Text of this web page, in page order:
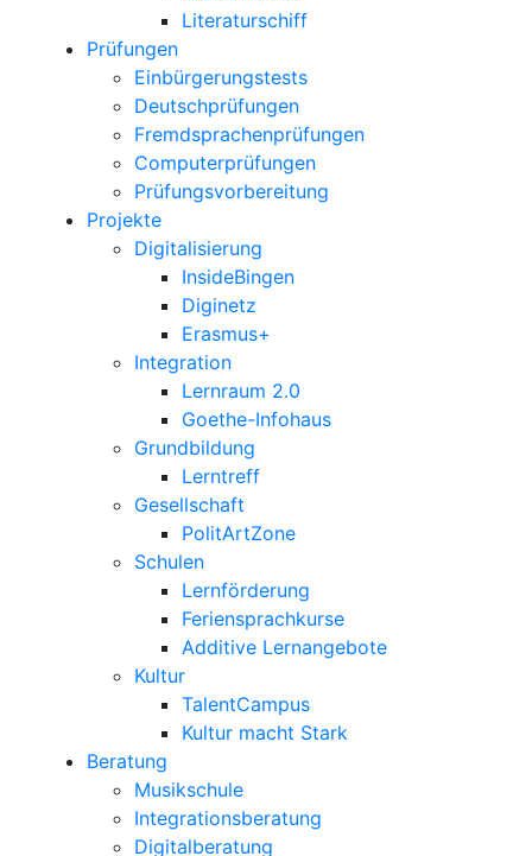
Literaturschiff
Prüfungen
Einbürgerungstests
Deutschprüfungen
Fremdsprachenprüfungen
Computerprüfungen
Prüfungsvorbereitung
Projekte
Digitalisierung
InsideBingen
Diginetz
Erasmus+
Integration
Lernraum 2.0
Goethe-Infohaus
Grundbildung
Lerntreff
Gesellschaft
PolitArtZone
Schulen
Lernförderung
Feriensprachkurse
Additive Lernangebote
Kultur
TalentCampus
Kultur macht Stark
Beratung
Musikschule
Integrationsberatung
Digitalberatung